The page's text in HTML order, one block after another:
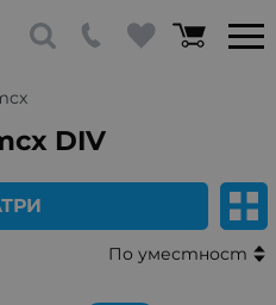
DIV
По уместност